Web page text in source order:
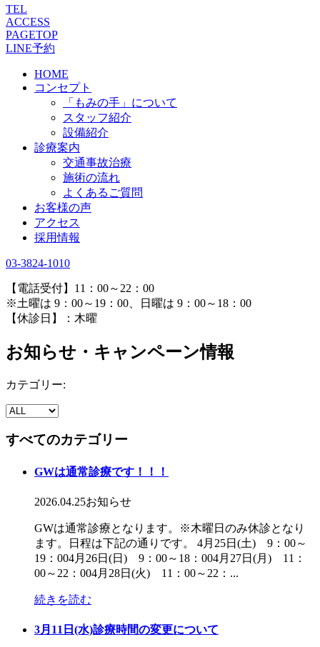
TEL
ACCESS
PAGETOP
LINE予約
HOME
コンセプト
「もみの手」について
スタッフ紹介
設備紹介
診療案内
交通事故治療
施術の流れ
よくあるご質問
お客様の声
アクセス
採用情報
03-3824-1010
【電話受付】11：00～22：00
※土曜は 9：00～19：00、日曜は 9：00～18：00
【休診日】：木曜
お知らせ・キャンペーン情報
カテゴリー:
すべてのカテゴリー
GWは通常診療です！！！
2026.04.25お知らせ
GWは通常診療となります。※木曜日のみ休診となり
ます。日程は下記の通りです。 4月25日(土) 9：00～
19：004月26日(日) 9：00～18：004月27日(月) 11：
00～22：004月28日(火) 11：00～22：...
続きを読む
3月11日(水)診療時間の変更について